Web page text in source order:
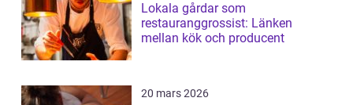
Lokala gårdar som
restauranggrossist: Länken
mellan kök och producent
20 mars 2026